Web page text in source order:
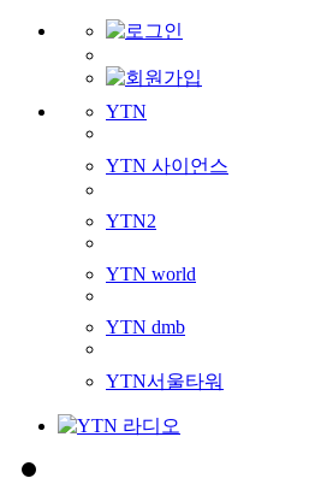
YTN
YTN 사이언스
YTN2
YTN world
YTN dmb
YTN서울타워